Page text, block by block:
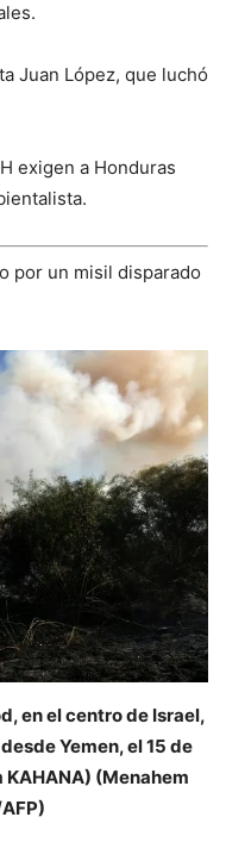
Juan López, que luchó
exigen a Honduras
por un misil disparado
en el centro de Israel,
Yemen, el 15 de
(Menahem